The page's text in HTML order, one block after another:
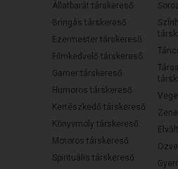
Állatbarát társkereső
Bringás társkereső
Ezermester társkereső
Filmkedvelő társkereső
Gamer társkereső
Humoros társkereső
Kertészkedő társkereső
Könyvmoly társkereső
Motoros társkereső
Spirituális társkereső